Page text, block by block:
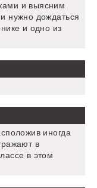
и выясним
нужно дождаться
и одно из
иногда
в
в этом